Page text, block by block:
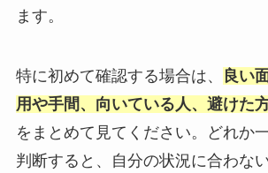
ます。
特に初めて確認する場合は、
良い
用や手間、向いている人、避けた
をまとめて見てください。どれか
判断すると、自分の状況に合わな